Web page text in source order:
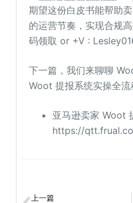
期望这份白皮书能帮助
的运营节奏，实现合规
码领取 or +V :
下一篇，我们来聊聊
Woot 提报系统实操全流
亚马逊卖家 Woot
https://
上一篇